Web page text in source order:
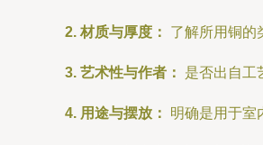
2. 材质与厚度： 了解所用铜的
3. 艺术性与作者： 是否出自工
4. 用途与摆放： 明确是用于室